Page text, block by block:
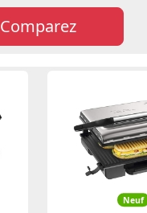
Comparez
Neuf